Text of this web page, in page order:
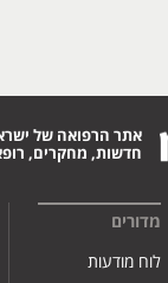
אתר הרפואה של
חדשות, מחקרים,
מדורים
לוח מודעות